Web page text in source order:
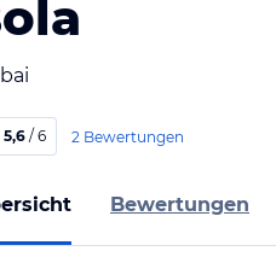
5,6 / 6 2 Bewertungen
Bewertungen